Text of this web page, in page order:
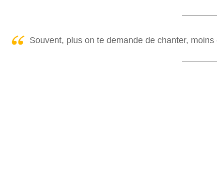
Souvent, plus on te demande de chanter, moins